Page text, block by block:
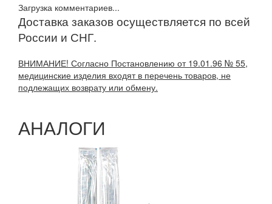
Загрузка комментариев...
Доставка заказов осуществляется по всей
России и СНГ.
ВНИМАНИЕ! Согласно Постановлению от 19.01.96 № 55,
медицинские изделия входят в перечень товаров, не
подлежащих возврату или обмену.
АНАЛОГИ